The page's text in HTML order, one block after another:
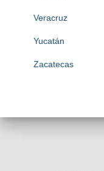
Veracruz
Yucatán
Zacatecas